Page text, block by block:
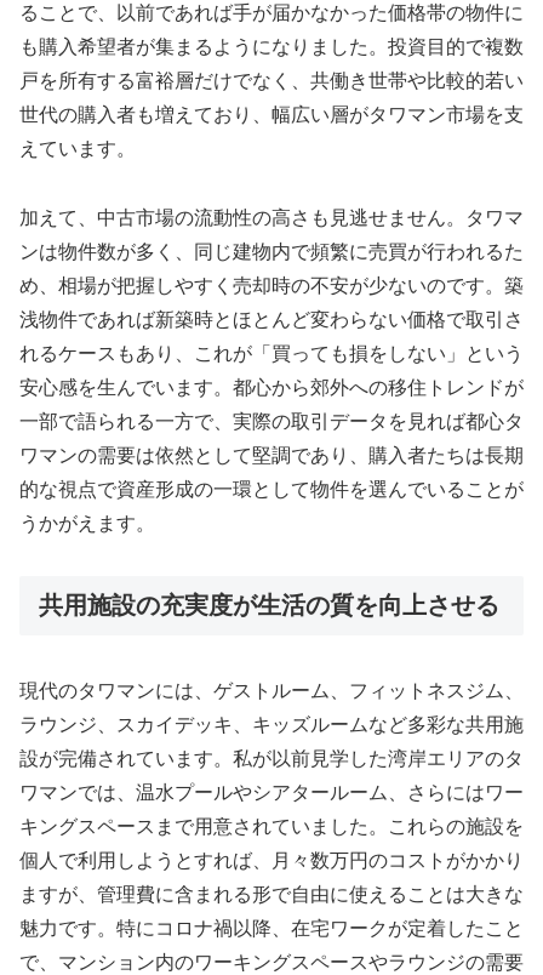
ることで、以前であれば手が届かなかった価格帯の物件に
も購入希望者が集まるようになりました。投資目的で複数
戸を所有する富裕層だけでなく、共働き世帯や比較的若い
世代の購入者も増えており、幅広い層がタワマン市場を支
えています。
加えて、中古市場の流動性の高さも見逃せません。タワマ
ンは物件数が多く、同じ建物内で頻繁に売買が行われるた
め、相場が把握しやすく売却時の不安が少ないのです。築
浅物件であれば新築時とほとんど変わらない価格で取引さ
れるケースもあり、これが「買っても損をしない」という
安心感を生んでいます。都心から郊外への移住トレンドが
一部で語られる一方で、実際の取引データを見れば都心タ
ワマンの需要は依然として堅調であり、購入者たちは長期
的な視点で資産形成の一環として物件を選んでいることが
うかがえます。
共用施設の充実度が生活の質を向上させる
現代のタワマンには、ゲストルーム、フィットネスジム、
ラウンジ、スカイデッキ、キッズルームなど多彩な共用施
設が完備されています。私が以前見学した湾岸エリアのタ
ワマンでは、温水プールやシアタールーム、さらにはワー
キングスペースまで用意されていました。これらの施設を
個人で利用しようとすれば、月々数万円のコストがかかり
ますが、管理費に含まれる形で自由に使えることは大きな
魅力です。特にコロナ禍以降、在宅ワークが定着したこと
で、マンション内のワーキングスペースやラウンジの需要